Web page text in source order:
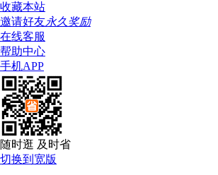
收藏本站
邀请好友永久奖励
在线客服
帮助中心
手机APP
随时逛 及时省
切换到宽版